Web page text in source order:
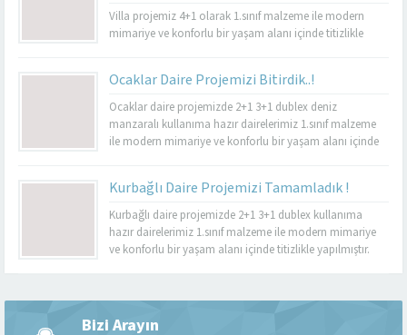
Villa projemiz 4+1 olarak 1.sınıf malzeme ile modern
mimariye ve konforlu bir yaşam alanı içinde titizlikle
Ocaklar Daire Projemizi Bitirdik..!
Ocaklar daire projemizde 2+1 3+1 dublex deniz
manzaralı kullanıma hazır dairelerimiz 1.sınıf malzeme
ile modern mimariye ve konforlu bir yaşam alanı içinde
Kurbağlı Daire Projemizi Tamamladık !
Kurbağlı daire projemizde 2+1 3+1 dublex kullanıma
hazır dairelerimiz 1.sınıf malzeme ile modern mimariye
ve konforlu bir yaşam alanı içinde titizlikle yapılmıştır.
Bizi Arayın